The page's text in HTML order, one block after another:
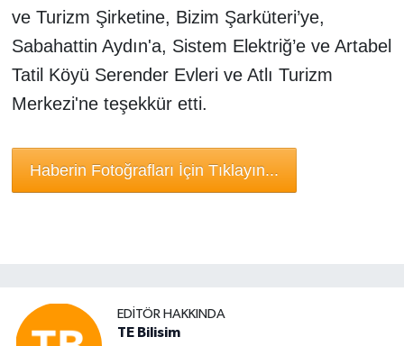
ve Turizm Şirketine, Bizim Şarküteri’ye,
Sabahattin Aydın'a, Sistem Elektriğ’e ve Artabel
Tatil Köyü Serender Evleri ve Atlı Turizm
Merkezi'ne teşekkür etti.
Haberin Fotoğrafları İçin Tıklayın...
EDITÖR HAKKINDA
TE Bilisim